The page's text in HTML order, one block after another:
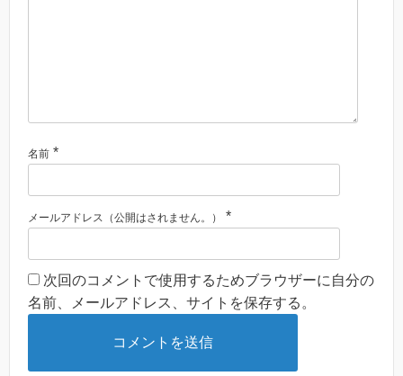
名前 *
メールアドレス（公開はされません。） *
次回のコメントで使用するためブラウザーに自分の
名前、メールアドレス、サイトを保存する。